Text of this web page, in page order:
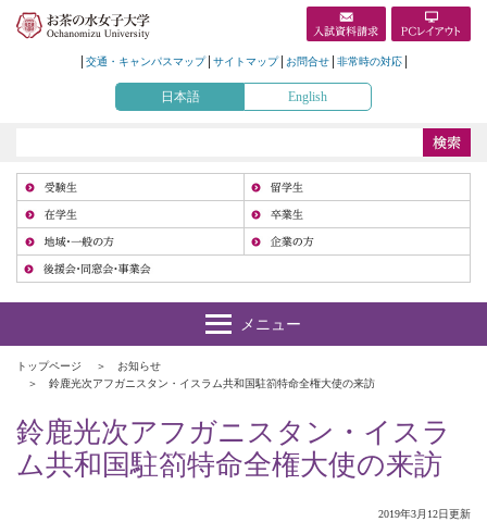
交通・キャンパスマップ サイトマップ お問合せ 非常時の対応
日本語 English
トップページ
お知らせ
鈴鹿光次アフガニスタン・イスラム共和国駐箚特命全権大使の来訪
鈴鹿光次アフガニスタン・イスラ
ム共和国駐箚特命全権大使の来訪
2019年3月12日更新